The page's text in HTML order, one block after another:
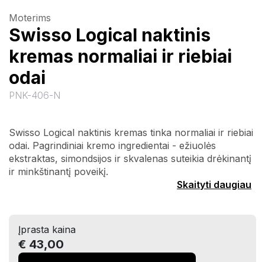
Moterims
Swisso Logical naktinis
kremas normaliai ir riebiai
odai
PNK-406-N
Swisso Logical naktinis kremas tinka normaliai ir riebiai
odai. Pagrindiniai kremo ingredientai - ežiuolės
ekstraktas, simondsijos ir skvalenas suteikia drėkinantį
ir minkštinantį poveikį.
Skaityti daugiau
Įprasta kaina
€ 43,00